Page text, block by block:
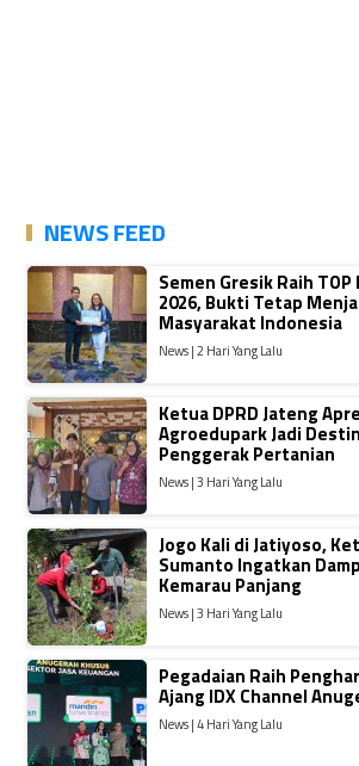
NEWS FEED
Semen Gresik Raih TOP
2026, Bukti Tetap
Masyarakat Indonesia
News | 2 Hari Yang Lalu
Ketua DPRD Jateng
Agroedupark Jadi
Penggerak Pertanian
News | 3 Hari Yang Lalu
Jogo Kali di Jatiyoso,
Sumanto Ingatkan
Kemarau Panjang
News | 3 Hari Yang Lalu
Pegadaian Raih
Ajang IDX Channel
News | 4 Hari Yang Lalu